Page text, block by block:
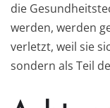
die
werden, werden
verletzt, weil sie
sondern als Teil